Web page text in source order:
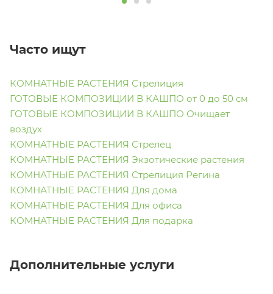
Часто ищут
КОМНАТНЫЕ РАСТЕНИЯ Стрелиция
ГОТОВЫЕ КОМПОЗИЦИИ В КАШПО от 0 до 50 см
ГОТОВЫЕ КОМПОЗИЦИИ В КАШПО Очищает
воздух
КОМНАТНЫЕ РАСТЕНИЯ Стрелец
КОМНАТНЫЕ РАСТЕНИЯ Экзотические растения
КОМНАТНЫЕ РАСТЕНИЯ Стрелиция Регина
КОМНАТНЫЕ РАСТЕНИЯ Для дома
КОМНАТНЫЕ РАСТЕНИЯ Для офиса
КОМНАТНЫЕ РАСТЕНИЯ Для подарка
Дополнительные услуги